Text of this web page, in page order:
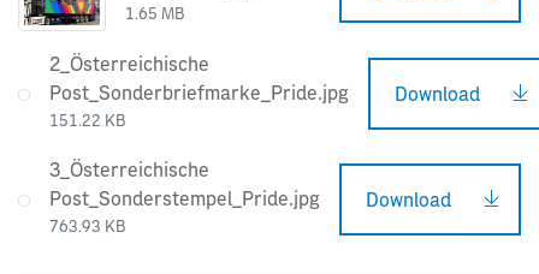
1.65 MB
2_Österreichische
Post_Sonderbriefmarke_Pride.jpg
151.22 KB
Download
3_Österreichische
Post_Sonderstempel_Pride.jpg
763.93 KB
Download